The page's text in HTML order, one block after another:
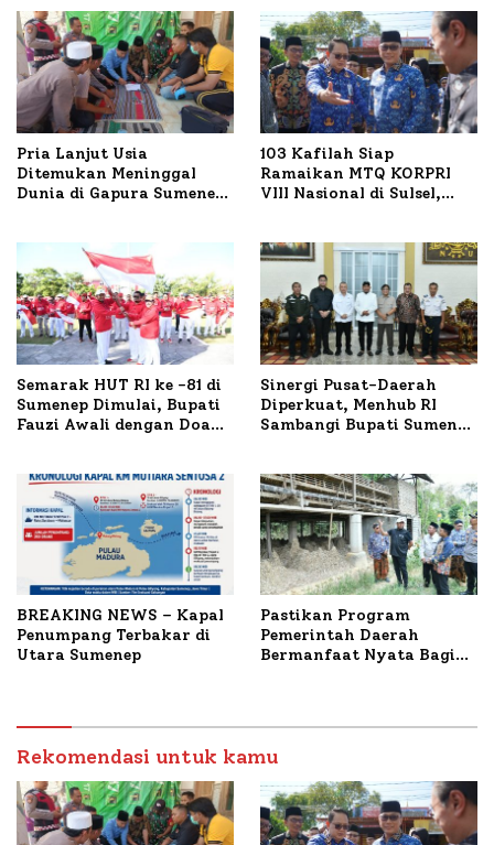
Pria Lanjut Usia
Ditemukan Meninggal
Dunia di Gapura Sumenep,
103 Kafilah Siap
Ramaikan MTQ KORPRI
VIII Nasional di Sulsel,
Semarak HUT RI ke -81 di
Sumenep Dimulai, Bupati
Fauzi Awali dengan Doa
Sinergi Pusat-Daerah
Diperkuat, Menhub RI
Sambangi Bupati Sumenep
BREAKING NEWS – Kapal
Penumpang Terbakar di
Utara Sumenep
Pastikan Program
Pemerintah Daerah
Bermanfaat Nyata Bagi
Petelur di Desa Bataal
Timur
Rekomendasi untuk kamu